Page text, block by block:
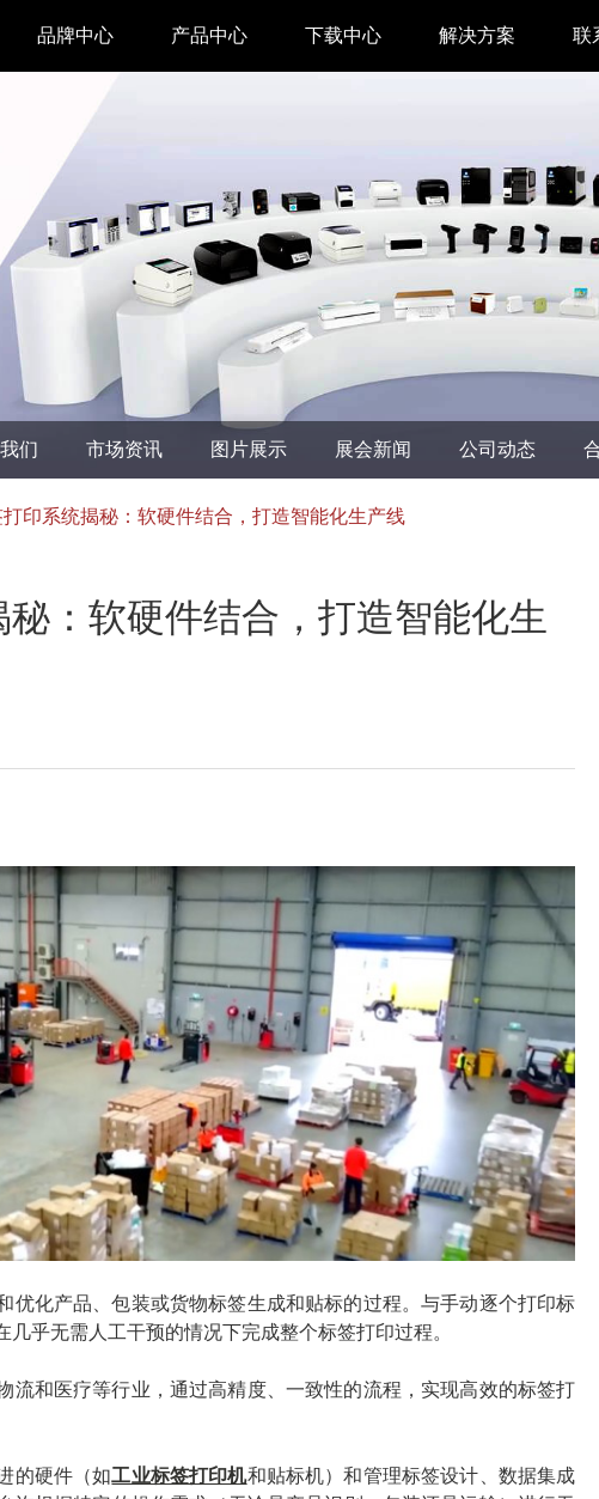
品牌中心 产品中心 下载中心
汉印管家
工具下载
汉码标签软件
解决方案
即时零售
仓储物流
增材制造
联
们 市场资讯 图片展示 展会新闻 公司动态
打印系统揭秘：软硬件结合，打造智能化生产线
：软硬件结合，打造智能化生
优化产品、包装或货物标签生成和贴标的过程。与手动逐个打印标
乎无需人工干预的情况下完成整个标签打印过程。
流和医疗等行业，通过高精度、一致性的流程，实现高效的标签打
的硬件（如工业标签打印机和贴标机）和管理标签设计、数据集成